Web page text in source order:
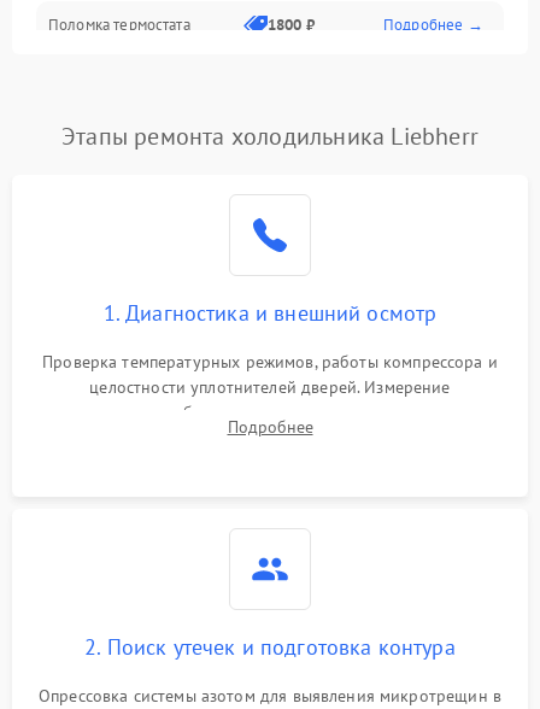
Поломка термостата 1800 ₽ Подробнее →
Поломка системы No Frost 2600 ₽ Подробнее →
работе
2000 ₽ Подробнее →
1000 ₽
1800 ₽
Этапы ремонта холодильника Liebherr
1. Диагностика и внешний осмотр
Проверка температурных режимов, работы компрессора и
целостности уплотнителей дверей. Измерение
сопротивления обмоток мотора, проверка термостата и
считывание кодов ошибок с электронного дисплея.
Подробнее
2. Поиск утечек и подготовка контура
Опрессовка системы азотом для выявления микротрещин в